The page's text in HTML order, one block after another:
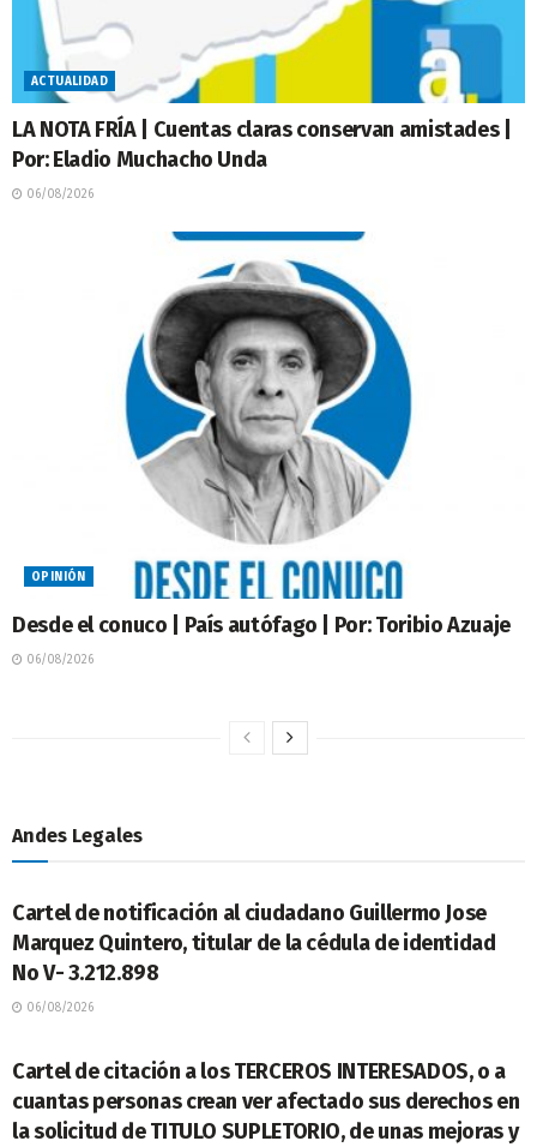
ACTUALIDAD
LA NOTA FRÍA | Cuentas claras conservan amistades |
Por: Eladio Muchacho Unda
06/08/2026
OPINIÓN
Desde el conuco | País autófago | Por: Toribio Azuaje
06/08/2026
Andes Legales
LEGALES
Cartel de notificación al ciudadano Guillermo Jose
Marquez Quintero, titular de la cédula de identidad
No V- 3.212.898
06/08/2026
Cartel de citación a los TERCEROS INTERESADOS, o a
cuantas personas crean ver afectado sus derechos en
la solicitud de TITULO SUPLETORIO, de unas mejoras y